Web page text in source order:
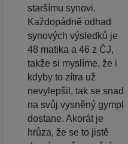
staršímu synovi.
Každopádně odhad
synových výsledků je
48 matika a 46 z ČJ,
takže si myslíme, že i
kdyby to zítra už
nevylepšil, tak se snad
na svůj vysněný gympl
dostane. Akorát je
hrůza, že se to jistě